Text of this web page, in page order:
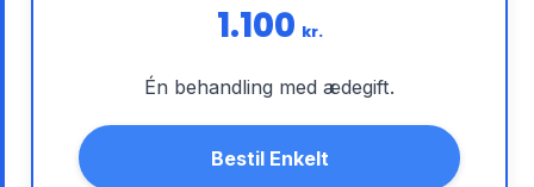
1.100 kr.
Én behandling med ædegift.
Bestil Enkelt